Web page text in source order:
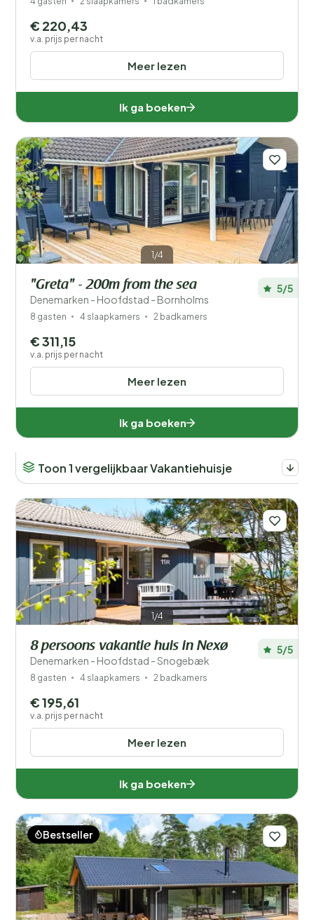
Meer lezen
€ 220,43
v.a. prijs per nacht
Ik ga boeken
1/4
"Greta" - 200m from the sea
Denemarken - Hoofdstad - Bornholms
5/5
8 gasten 4 slaapkamers 2 badkamers
Meer lezen
€ 311,15
v.a. prijs per nacht
Ik ga boeken
Toon 1 vergelijkbaar Vakantiehuisje
1/4
8 persoons vakantie huis in Nexø
Denemarken - Hoofdstad - Snogebæk
5/5
8 gasten 4 slaapkamers 2 badkamers
Meer lezen
€ 195,61
v.a. prijs per nacht
Ik ga boeken
Bestseller